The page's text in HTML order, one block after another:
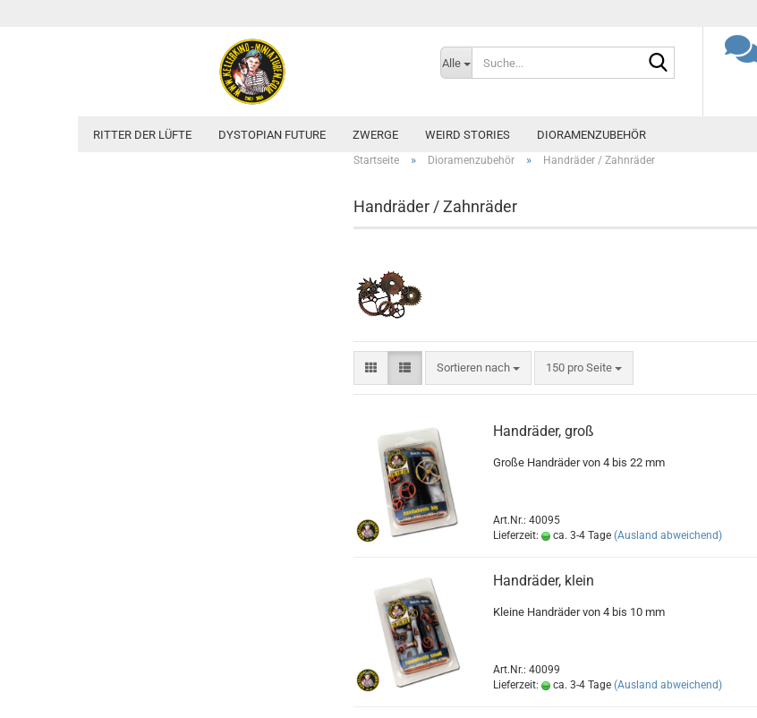
Alle
RITTER DER LÜFTE DYSTOPIAN FUTURE ZWERGE WEIRD STORIES DIORAMENZUBEHÖR
Startseite » Dioramenzubehör » Handräder / Zahnräder
Handräder / Zahnräder
Sortieren nach
Sortieren nach 150 pro Seite
pro Seite
Handräder, groß
Große Handräder von 4 bis 22 mm
Art.Nr.: 40095
Lieferzeit:
ca. 3-4 Tage (Ausland abweichend)
Handräder, klein
Kleine Handräder von 4 bis 10 mm
Art.Nr.: 40099
Lieferzeit:
ca. 3-4 Tage (Ausland abweichend)